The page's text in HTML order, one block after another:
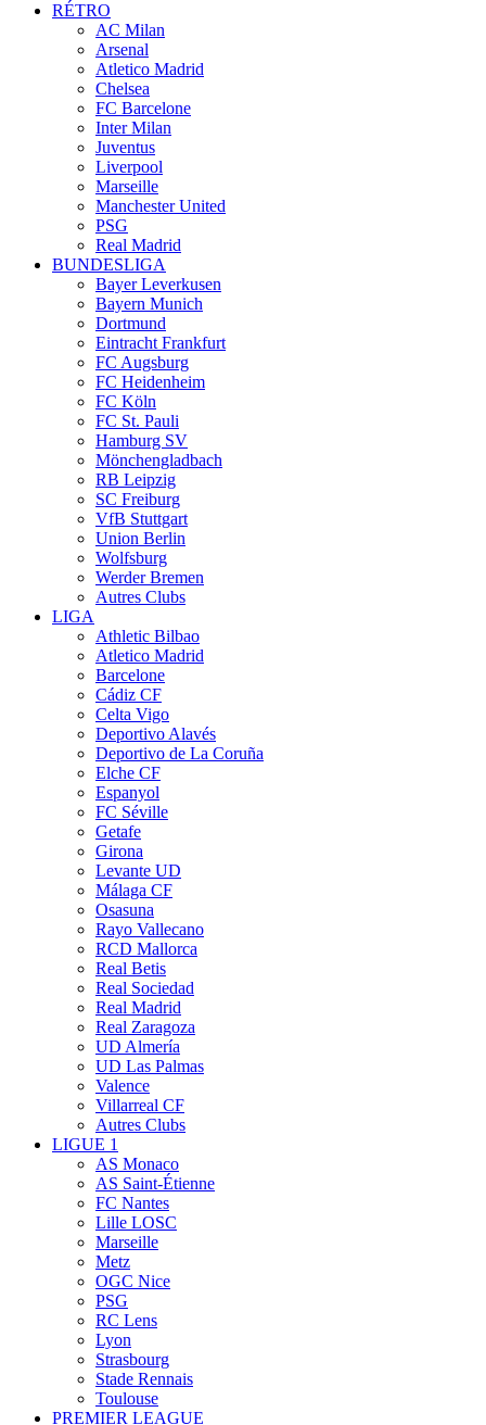
RÉTRO
AC Milan
Arsenal
Atletico Madrid
Chelsea
FC Barcelone
Inter Milan
Juventus
Liverpool
Marseille
Manchester United
PSG
Real Madrid
BUNDESLIGA
Bayer Leverkusen
Bayern Munich
Dortmund
Eintracht Frankfurt
FC Augsburg
FC Heidenheim
FC Köln
FC St. Pauli
Hamburg SV
Mönchengladbach
RB Leipzig
SC Freiburg
VfB Stuttgart
Union Berlin
Wolfsburg
Werder Bremen
Autres Clubs
LIGA
Athletic Bilbao
Atletico Madrid
Barcelone
Cádiz CF
Celta Vigo
Deportivo Alavés
Deportivo de La Coruña
Elche CF
Espanyol
FC Séville
Getafe
Girona
Levante UD
Málaga CF
Osasuna
Rayo Vallecano
RCD Mallorca
Real Betis
Real Sociedad
Real Madrid
Real Zaragoza
UD Almería
UD Las Palmas
Valence
Villarreal CF
Autres Clubs
LIGUE 1
AS Monaco
AS Saint-Étienne
FC Nantes
Lille LOSC
Marseille
Metz
OGC Nice
PSG
RC Lens
Lyon
Strasbourg
Stade Rennais
Toulouse
PREMIER LEAGUE